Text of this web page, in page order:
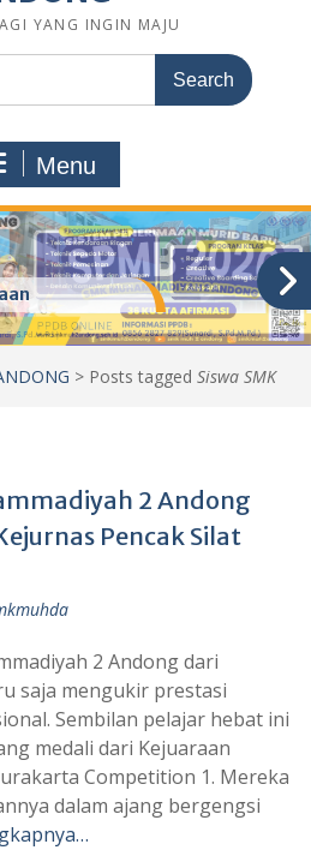
YANG INGIN MAJU
Menu
> Posts tagged Siswa SMK
2 Andong
Pencak Silat
2 Andong dari
saja mengukir prestasi
Sembilan pelajar hebat ini
medali dari Kejuaraan
Competition 1. Mereka
dalam ajang bergengsi